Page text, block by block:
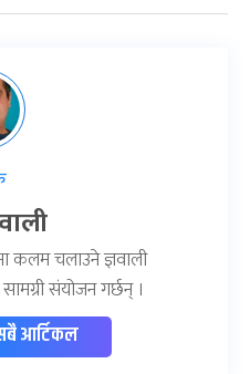
कलम चलाउने ज्ञवाली
संयोजन गर्छन् ।
आर्टिकल